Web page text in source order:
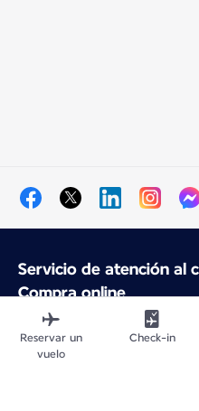
Servicio de atención al
Compra online
Programa de fidelidad
Acerca de Air France
Aplicación móvil Air
Reservar un
vuelo
Check-in